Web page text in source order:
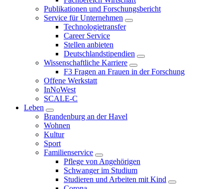
Publikationen und Forschungsbericht
Service für Unternehmen
Technologietransfer
Career Service
Stellen anbieten
Deutschlandstipendien
Wissenschaftliche Karriere
F3 Fragen an Frauen in der Forschung
Offene Werkstatt
InNoWest
SCALE-C
Leben
Brandenburg an der Havel
Wohnen
Kultur
Sport
Familienservice
Pflege von Angehörigen
Schwanger im Studium
Studieren und Arbeiten mit Kind